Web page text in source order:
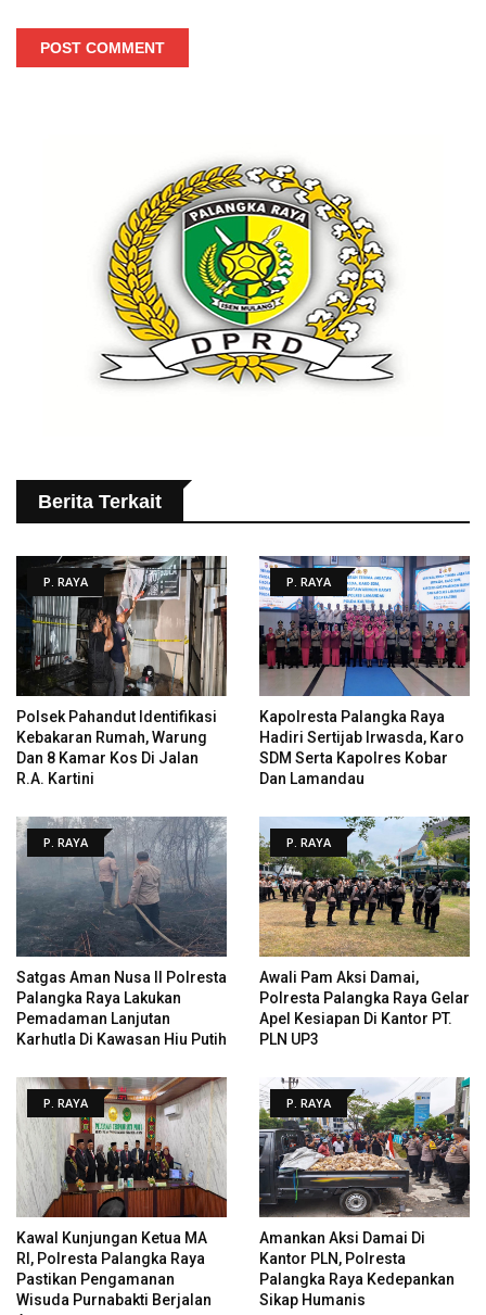
POST COMMENT
Berita Terkait
P. RAYA
Polsek Pahandut Identifikasi
Kebakaran Rumah, Warung
Dan 8 Kamar Kos Di Jalan
R.A. Kartini
P. RAYA
Kapolresta Palangka Raya
Hadiri Sertijab Irwasda, Karo
SDM Serta Kapolres Kobar
Dan Lamandau
P. RAYA
Satgas Aman Nusa II Polresta
Palangka Raya Lakukan
Pemadaman Lanjutan
Karhutla Di Kawasan Hiu Putih
P. RAYA
Awali Pam Aksi Damai,
Polresta Palangka Raya Gelar
Apel Kesiapan Di Kantor PT.
PLN UP3
P. RAYA
Kawal Kunjungan Ketua MA
RI, Polresta Palangka Raya
Pastikan Pengamanan
Wisuda Purnabakti Berjalan
P. RAYA
Amankan Aksi Damai Di
Kantor PLN, Polresta
Palangka Raya Kedepankan
Sikap Humanis